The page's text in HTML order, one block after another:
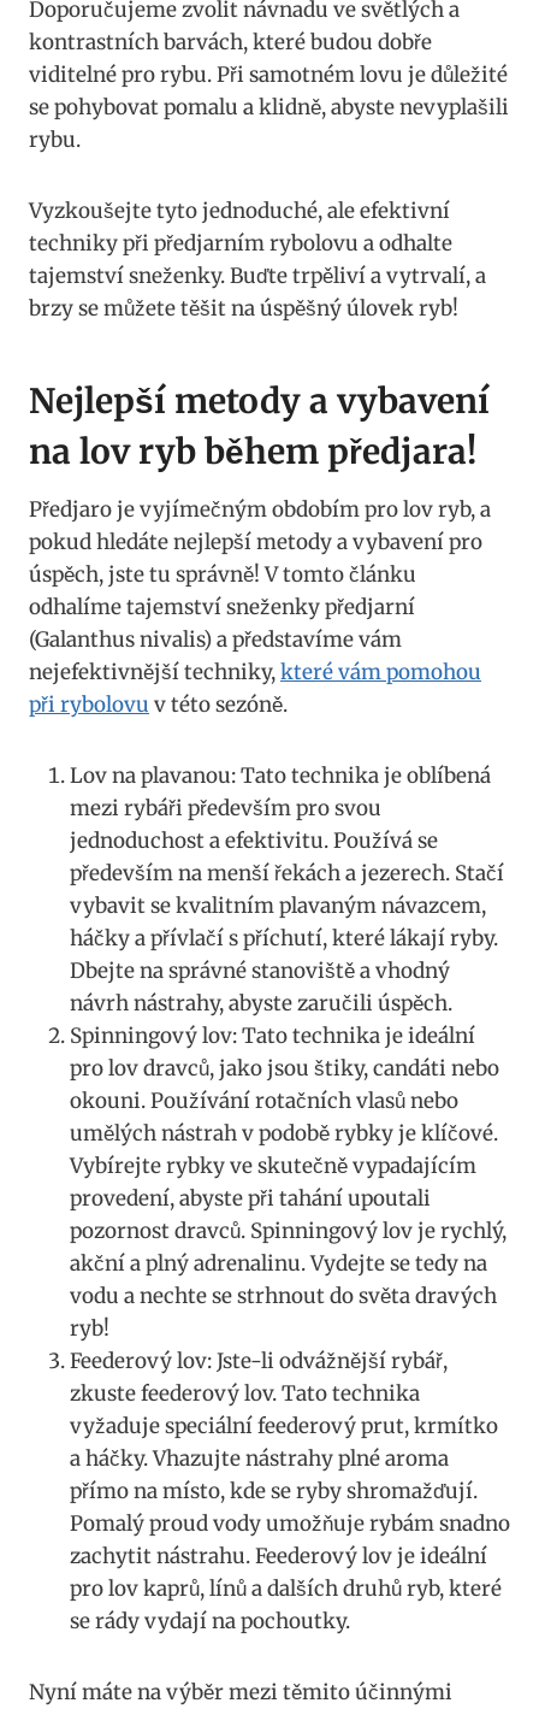
Doporučujeme ‍zvolit návnadu ve ⁤světlých a
kontrastních barvách,⁤ které budou dobře
‌viditelné pro rybu. Při samotném lovu je důležité
se ⁢pohybovat ​pomalu a klidně, abyste nevyplašili
rybu.
Vyzkoušejte⁢ tyto jednoduché, ale ‍efektivní
techniky při předjarním rybolovu a odhalte
tajemství sneženky. Buďte trpěliví a vytrvalí, a
brzy se můžete těšit na úspěšný úlovek ryb!
Nejlepší metody a vybavení
na lov ryb ‌během předjara!
Předjaro je vyjímečným obdobím pro lov ryb, a
pokud hledáte ‍nejlepší metody ​a​ vybavení⁣ pro
úspěch, jste tu správně!⁤ V tomto článku
⁣odhalíme tajemství⁢ sneženky⁤ předjarní
⁢(Galanthus nivalis) a představíme vám
nejefektivnější techniky,⁢které vám pomohou
při rybolovu v této​ sezóně.
Lov na plavanou: Tato technika je oblíbená
mezi rybáři ⁢především pro svou
jednoduchost a efektivitu. Používá se‍
především na menší řekách a jezerech. Stačí
vybavit se kvalitním plavaným návazcem,
háčky a ‌přívlačí s příchutí, které lákají ⁤ryby.
Dbejte ⁤na správné stanoviště a vhodný ​
návrh nástrahy, abyste zaručili úspěch.
Spinningový lov: Tato technika je ideální ​
pro lov dravců,​ jako jsou štiky, candáti nebo
okouni.​ Používání rotačních vlasů nebo
umělých nástrah v podobě​ rybky je klíčové.
Vybírejte rybky ve skutečně vypadajícím
provedení, abyste při tahání upoutali
pozornost dravců. Spinningový lov je rychlý,
akční a ‌plný ⁤adrenalinu. Vydejte se tedy‌ na
vodu a nechte se strhnout do světa dravých
ryb!
Feederový lov: Jste-li odvážnější rybář,
‍zkuste⁣ feederový lov. Tato technika
vyžaduje speciální feederový prut,‍ krmítko
a háčky. Vhazujte nástrahy plné aroma
přímo na místo,⁤ kde se ryby shromažďují.
Pomalý proud vody umožňuje⁤ rybám snadno
zachytit nástrahu. Feederový lov je ideální
pro lov kaprů, línů a dalších druhů‌ ryb, ⁤které
se rády vydají na pochoutky.
Nyní⁣ máte na výběr mezi těmito účinnými